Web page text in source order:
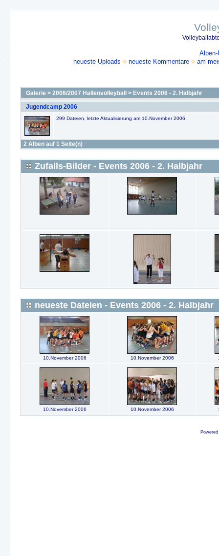
neueste Uploads
neueste Kommentare am
Galerie > 2006/2007 Hallenvolleyball > Events 2006 - 2. Halbjahr
Jugendcamp 2006
299 Dateien, letzte Aktualisierung am 10.November 2006
2 Alben auf 1 Seite(n)
Zufalls-Bilder - Events 2006 - 2. Halbjahr
neueste Dateien - Events 2006 - 2. Halbjahr
10.November 2006 10.November 2006
10.November 2006 10.November 2006